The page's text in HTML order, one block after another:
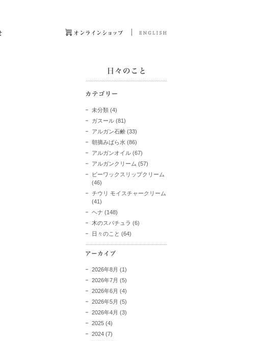
未分類 (4)
ガスール (81)
アルガン石鹸 (33)
朝摘みばら水 (86)
アルガンオイル (67)
アルガンクリーム (57)
ビーワックスリップクリーム
(46)
チウリ モイスチャークリーム
(41)
ヘナ (148)
木のスパチュラ (6)
日々のこと (64)
2026年8月 (1)
2026年7月 (5)
2026年6月 (4)
2026年5月 (5)
2026年4月 (3)
2025 (4)
2024 (7)